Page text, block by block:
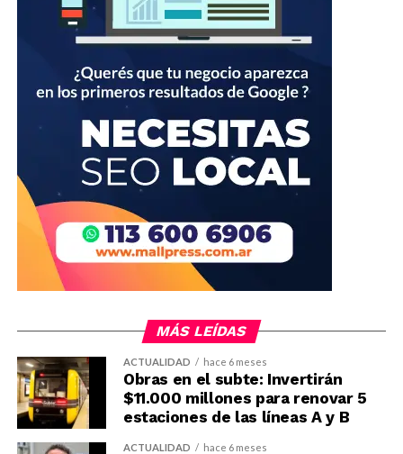
MÁS LEÍDAS
ACTUALIDAD hace 6 meses
Obras en el subte: Invertirán
$11.000 millones para renovar 5
estaciones de las líneas A y B
ACTUALIDAD hace 6 meses